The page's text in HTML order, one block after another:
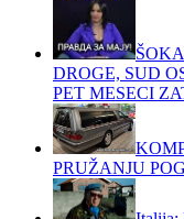
DROGE, SUD
PET MESECI
PRUŽANJU